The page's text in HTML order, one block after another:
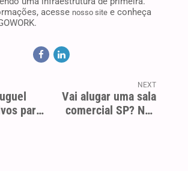
para
para o
NEXT
Vai alugar uma sala